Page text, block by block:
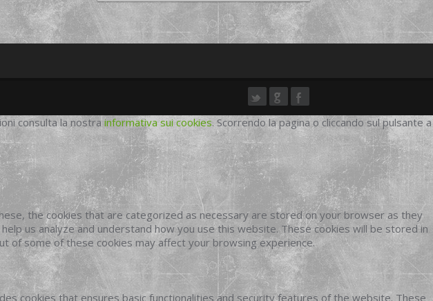
consulta la nostra informativa sui cookies. Scorrendo la pagina o cliccando sul pulsante a
the cookies that are categorized as necessary are stored on your browser as they
us analyze and understand how you use this website. These cookies will be stored in
of some of these cookies may affect your browsing experience.
cookies that ensures basic functionalities and security features of the website. These